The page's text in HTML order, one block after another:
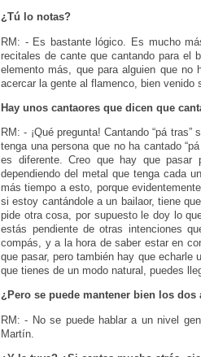
¿Tú lo notas?
RM: - Es bastante lógico. Es mucho
recitales de cante que cantando para el
elemento más, que para alguien que
acercar la gente al flamenco, bien
Hay unos cantaores que dicen que
RM: - ¡Qué pregunta! Cantando “pá
tenga una persona que no ha cantado
es diferente. Creo que hay que pasar
dependiendo del metal que tenga cada
más tiempo a esto, porque
si estoy cantándole a un bailaor, tiene
pide otra cosa, por supuesto le doy lo
estás pendiente de otras intenciones
compás, y a la hora de saber estar en
que pasar, pero también hay que echarle
que tienes de un modo natural, puedes
¿Pero se puede mantener bien los dos
RM: - No se puede hablar a un nivel
Martín.